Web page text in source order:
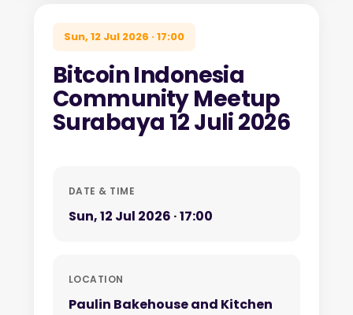
Sun, 12 Jul 2026 · 17:00
Bitcoin Indonesia
Community Meetup
Surabaya 12 Juli 2026
DATE & TIME
Sun, 12 Jul 2026 · 17:00
LOCATION
Paulin Bakehouse and Kitchen